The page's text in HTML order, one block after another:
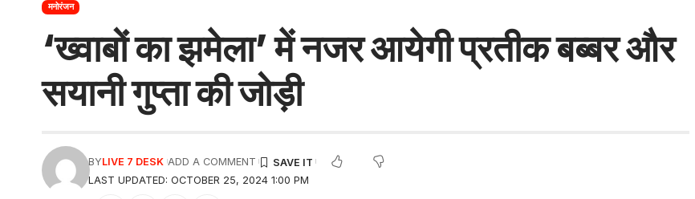
मनोरंजन
‘ख्वाबों का झमेला’ में नजर आयेगी प्रतीक बब्बर और
सयानी गुप्ता की जोड़ी
LAST UPDATED: OCTOBER 25, 2024 1:00 PM
BYLIVE 7 DESK ADD A COMMENT